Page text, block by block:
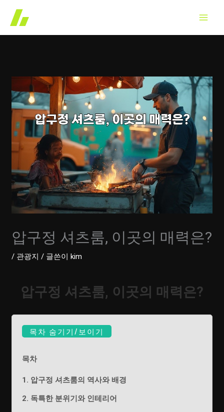
츠
압구정 셔츠룸, 이곳의 매력은?
/ 관광지 / 글쓴이kim
압구정 셔츠룸, 이곳의 매력은?
목차 숨기기/보이기
목차
1. 압구정 셔츠룸의 역사와 배경
2. 독특한 분위기와 인테리어